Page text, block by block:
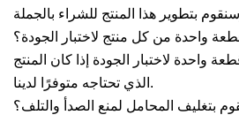
واحدة لاختبار الجودة إذا كان المنتج
الذي تحتاجه متوفرًا لدينا.